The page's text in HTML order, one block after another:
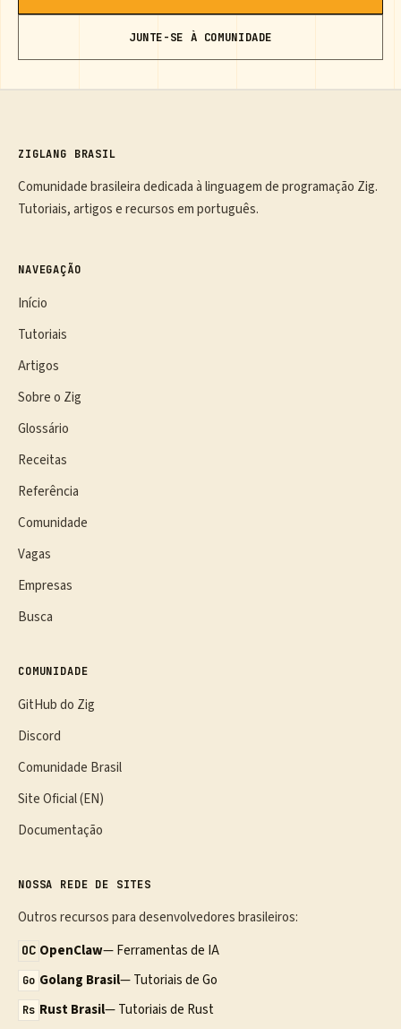
JUNTE-SE À COMUNIDADE
ZIGLANG BRASIL
Comunidade brasileira dedicada à linguagem de programação Zig.
Tutoriais, artigos e recursos em português.
NAVEGAÇÃO
Início
Tutoriais
Artigos
Sobre o Zig
Glossário
Receitas
Referência
Comunidade
Vagas
Empresas
Busca
COMUNIDADE
GitHub do Zig
Discord
Comunidade Brasil
Site Oficial (EN)
Documentação
NOSSA REDE DE SITES
Outros recursos para desenvolvedores brasileiros:
OC OpenClaw— Ferramentas de IA
Go Golang Brasil— Tutoriais de Go
Rs Rust Brasil— Tutoriais de Rust